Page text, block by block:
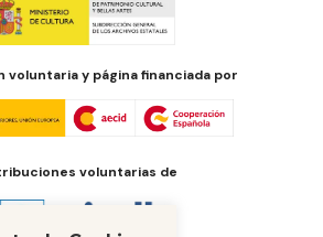
voluntaria y página financiada por
voluntarias de